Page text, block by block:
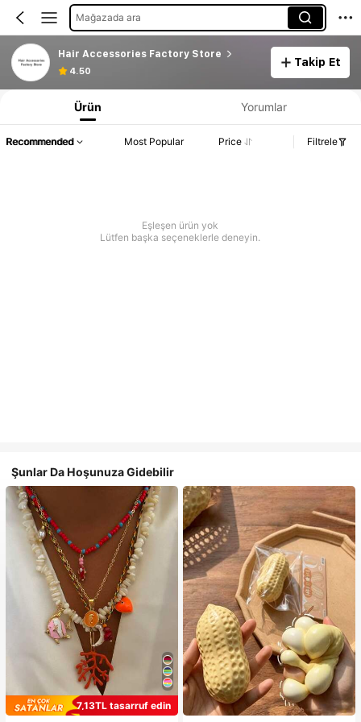
Mağazada ara
Hair Accessories Factory Store
4.50
Takip Et
Ürün Yorumlar
Recommended Most Popular Price Filtrele
Eşleşen ürün yok
Lütfen başka seçeneklerle deneyin.
Şunlar Da Hoşunuza Gidebilir
7,13TL tasarruf edin